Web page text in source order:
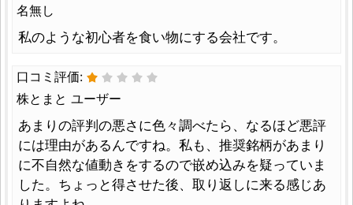
名無し
私のような初心者を食い物にする会社です。
口コミ評価:
株とまと ユーザー
あまりの評判の悪さに色々調べたら、なるほど悪評
には理由があるんですね。私も、推奨銘柄があまり
に不自然な値動きをするので嵌め込みを疑っていま
した。ちょっと得させた後、取り返しに来る感じあ